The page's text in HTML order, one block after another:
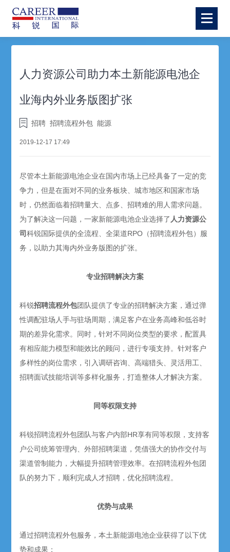
人力资源公司助力本土新能源电池企
业海内外业务版图扩张
招聘 招聘流程外包 能源
2019-12-17 17:49
尽管本土新能源电池企业在国内市场上已经具备了一定的竞
争力，但是在面对不同的业务板块、城市地区和国家市场
时，仍然面临着招聘量大、点多、招聘难的用人需求问题。
为了解决这一问题，一家新能源电池企业选择了 人力资源公
司科锐国际提供的全流程、全渠道RPO（招聘流程外包）服
务，以助力其海内外业务版图的扩张。
专业招聘解决方案
科锐招聘流程外包团队提供了专业的招聘解决方案，通过弹
性调配驻场人手与驻场周期，满足客户在业务高峰和低谷时
期的差异化需求。同时，针对不同岗位类型的要求，配置具
有相应能力模型和能效比的顾问，进行专项支持。针对客户
多样性的岗位需求，引入调研咨询、高端猎头、灵活用工、
招聘面试技能培训等多样化服务，打造整体人才解决方案。
同等权限支持
科锐招聘流程外包团队与客户内部HR享有同等权限，支持客
户公司统筹管理内、外部招聘渠道，凭借强大的协作交付与
渠道管制能力，大幅提升招聘管理效率。在招聘流程外包团
队的努力下，顺利完成人才招聘，优化招聘流程。
优势与成果
通过招聘流程外包服务，本土新能源电池企业获得了以下优
势和成果：